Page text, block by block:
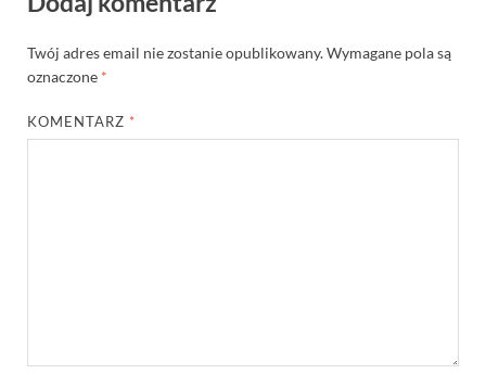
Twój adres email nie zostanie opublikowany.Wymagane pola są
oznaczone *
KOMENTARZ *